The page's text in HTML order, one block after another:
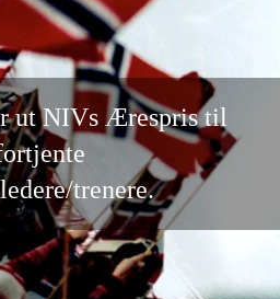
ut NIVs Ærespris til
trenere.